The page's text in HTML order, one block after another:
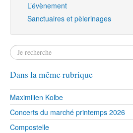
L’évènement
Sanctuaires et pèlerinages
Dans la même rubrique
Maximilien Kolbe
Concerts du marché printemps 2026
Compostelle